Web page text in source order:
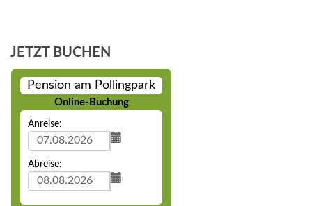
JETZT BUCHEN
Pension am Pollingpark
Online-Buchung
Anreise:
Abreise: